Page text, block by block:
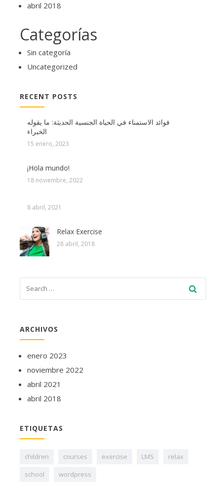
abril 2018
Categorías
Sin categoría
Uncategorized
RECENT POSTS
فوائد الاستمناء في الحياة الجنسية الحديثة: ما يقوله
الخبراء
15 enero, 2023
¡Hola mundo!
18 noviembre, 2022
8 abril, 2021
Relax Exercise
28 abril, 2018
ARCHIVOS
enero 2023
noviembre 2022
abril 2021
abril 2018
ETIQUETAS
children courses exercise LMS
relax
school
wordpress